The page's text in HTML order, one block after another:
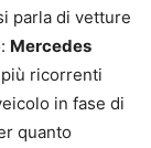
parla di vetture
Mercedes
ricorrenti
in fase di
quanto